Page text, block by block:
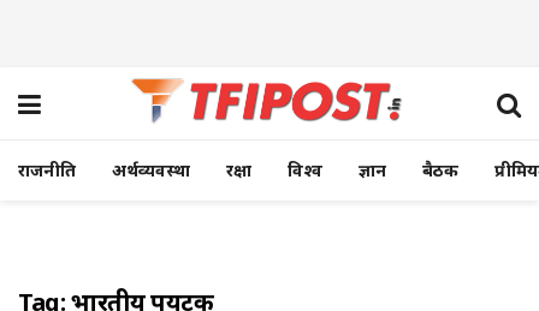
राजनीति अर्थव्यवस्था रक्षा विश्व ज्ञान बैठक
Tag:भारतीय पर्यटक